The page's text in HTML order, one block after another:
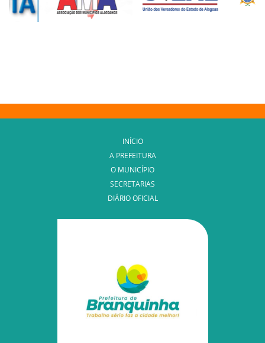
INÍCIO
A PREFEITURA
O MUNICÍPIO
SECRETARIAS
DIÁRIO OFICIAL